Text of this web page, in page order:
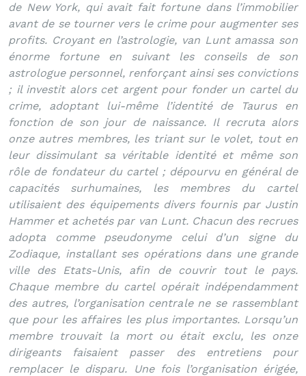
de New York, qui avait fait fortune dans l’immobilier
avant de se tourner vers le crime pour augmenter ses
profits. Croyant en l’astrologie, van Lunt amassa son
énorme fortune en suivant les conseils de son
astrologue personnel, renforçant ainsi ses convictions
; il investit alors cet argent pour fonder un cartel du
crime, adoptant lui-même l’identité de Taurus en
fonction de son jour de naissance. Il recruta alors
onze autres membres, les triant sur le volet, tout en
leur dissimulant sa véritable identité et même son
rôle de fondateur du cartel ; dépourvu en général de
capacités surhumaines, les membres du cartel
utilisaient des équipements divers fournis par Justin
Hammer et achetés par van Lunt. Chacun des recrues
adopta comme pseudonyme celui d’un signe du
Zodiaque, installant ses opérations dans une grande
ville des Etats-Unis, afin de couvrir tout le pays.
Chaque membre du cartel opérait indépendamment
des autres, l’organisation centrale ne se rassemblant
que pour les affaires les plus importantes. Lorsqu’un
membre trouvait la mort ou était exclu, les onze
dirigeants faisaient passer des entretiens pour
remplacer le disparu. Une fois l’organisation érigée,